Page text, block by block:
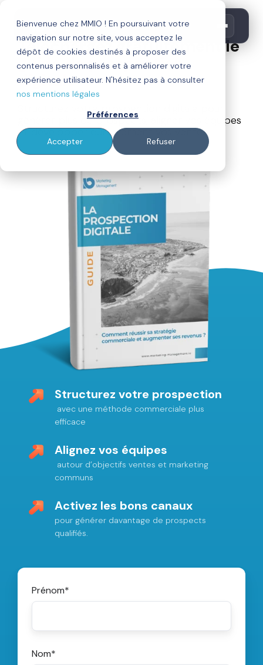
Bienvenue chez MMIO ! En poursuivant votre
navigation sur notre site, vous acceptez le
dépôt de cookies destinés à proposer des
contenus personnalisés et à améliorer votre
expérience utilisateur. N'hésitez pas à consulter
nos mentions légales
Préférences
Accepter Refuser
GUIDE OFFERT
Téléchargez gratuitement le
guide de prospection
digitale
Structurez votre prospection digitale pour
générer plus de prospects, aligner vos équipes
et développer durablement vos ventes.
Structurez votre prospection
avec une méthode commerciale plus
efficace
Alignez vos équipes
autour d’objectifs ventes et marketing
communs
Activez les bons canaux
pour générer davantage de prospects
qualifiés.
Prénom*
Nom*